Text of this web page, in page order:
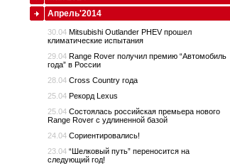
Апрель'2014
30.04 Mitsubishi Outlander PHEV прошел
климатические испытания
29.04 Range Rover получил премию “Автомобиль
года” в России
28.04 Cross Country года
25.04 Рекорд Lexus
25.04 Состоялась российская премьера нового
Range Rover с удлиненной базой
24.04 Сориентировались!
23.04 “Шелковый путь” переносится на
следующий год!